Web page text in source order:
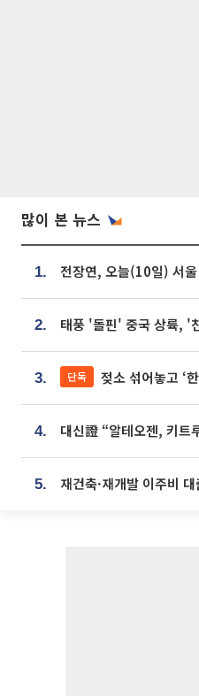
많이 본 뉴스
1.
2.
3. 단독 젖소 섞어놓고 ‘한우 원
4.
5.